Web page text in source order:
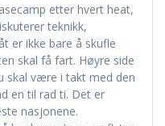
etter hvert heat,
teknikk,
er ikke bare å skufle
skal få fart. Høyre side
skal være i takt med den
en til rad ti. Det er
nasjonene.